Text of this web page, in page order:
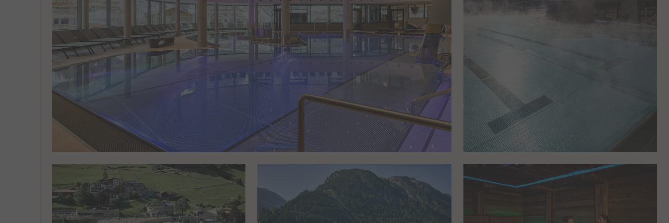
eingebetteten YouTube-Videos.
yt-remote-cast-available
Dieses Cookie speichert die Präferenzen
des Benutzers für den Videoplayer bei
eingebetteten YouTube-Videos.
Dieses Cookie speichert die Präferenzen
des Benutzers für den Videoplayer bei
eingebetteten YouTube-Videos.
yt-remote-connected-devices
Dieses Cookie speichert die Präferenzen
des Benutzers für den Videoplayer bei
eingebetteten YouTube-Videos.
Persistent
yt-remote-device-id
Dieses Cookie speichert die Präferenzen
Persistent
yt-remote-fast-check-period
Dieses Cookie speichert die Präferenzen
des Benutzers für den Videoplayer bei
eingebetteten YouTube-Videos.
Session
_pk_testcookie
Dieses Cookie wird erstellt und sollte
anschließend direkt gelöscht werden (es
wird verwendet, um zu prüfen, ob der
Browser des Besuchers Cookies
unterstützt).